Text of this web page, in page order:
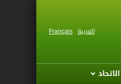
العربية Français